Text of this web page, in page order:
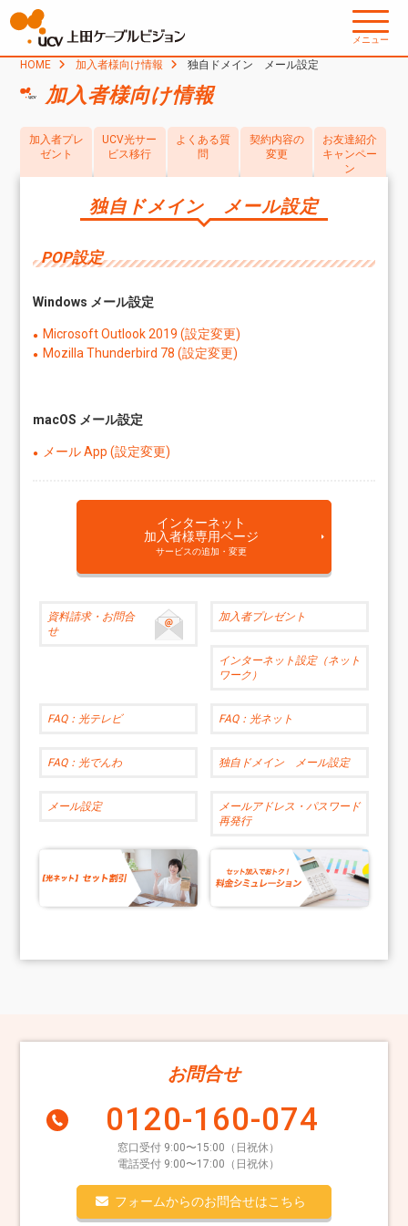
メニュー
HOME 加入者様向け情報 独自ドメイン メール設定
加入者様向け情報
加入者プレ
ゼント
UCV光サー
ビス移行
よくある質
問
契約内容の
変更
お友達紹介
キャンペー
ン
独自ドメイン メール設定
POP設定
Windows メール設定
Microsoft Outlook 2019 (設定変更)
Mozilla Thunderbird 78 (設定変更)
macOS メール設定
メール App (設定変更)
インターネット
加入者様専用ページ
サービスの追加・変更
資料請求・お問合
せ
加入者プレゼント
インターネット設定（ネット
ワーク）
FAQ：光テレビ FAQ：光ネット
FAQ：光でんわ 独自ドメイン メール設定
メール設定
メールアドレス・パスワード
再発行
お問合せ
0120-160-074
窓口受付 9:00〜15:00（日祝休）
電話受付 9:00〜17:00（日祝休）
フォームからのお問合せはこちら